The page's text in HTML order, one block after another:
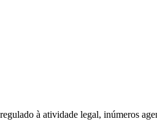
à atividade legal, inúmeros